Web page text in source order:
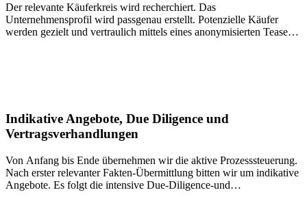
Der relevante Käuferkreis wird recherchiert. Das
Unternehmensprofil wird passgenau erstellt. Potenzielle Käufer
werden gezielt und vertraulich mittels eines anonymisierten Teasers
aufgebautes Netzwerk aus strategischen Käufern, Finanzinvestoren,
Beratern und internationalen Partnern.
Indikative Angebote, Due Diligence und
Vertragsverhandlungen
Von Anfang bis Ende übernehmen wir die aktive Prozesssteuerung.
Nach erster relevanter Fakten-Übermittlung bitten wir um indikative
Angebote. Es folgt die intensive Due-Diligence-und